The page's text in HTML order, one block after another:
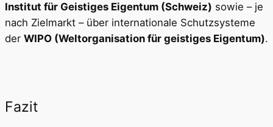
Institut für Geistiges Eigentum (Schweiz) sowie – je
nach Zielmarkt – über internationale Schutzsysteme
der WIPO (Weltorganisation für geistiges Eigentum).
Fazit